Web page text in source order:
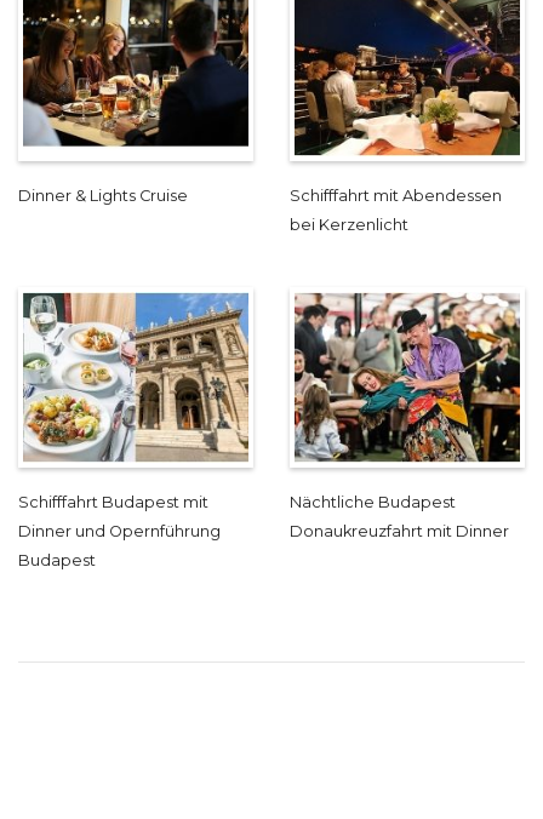
Dinner & Lights Cruise
Schifffahrt mit Abendessen
bei Kerzenlicht
Schifffahrt Budapest mit
Dinner und Opernführung
Budapest
Nächtliche Budapest
Donaukreuzfahrt mit Dinner